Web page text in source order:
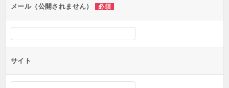
ンメール（公開されません） 必須
サイト